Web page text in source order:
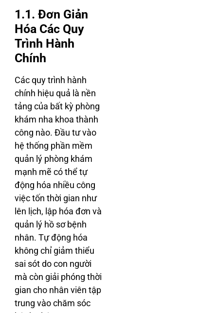
1.1. Đơn Giản
Hóa Các Quy
Trình Hành
Chính
Các quy trình hành
chính hiệu quả là nền
tảng của bất kỳ phòng
khám nha khoa thành
công nào. Đầu tư vào
hệ thống phần mềm
quản lý phòng khám
mạnh mẽ có thể tự
động hóa nhiều công
việc tốn thời gian như
lên lịch, lập hóa đơn và
quản lý hồ sơ bệnh
nhân. Tự động hóa
không chỉ giảm thiểu
sai sót do con người
mà còn giải phóng thời
gian cho nhân viên tập
trung vào chăm sóc